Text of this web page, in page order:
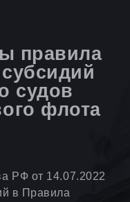
правила
судов
флота
РФ от 14.07.2022
в Правила